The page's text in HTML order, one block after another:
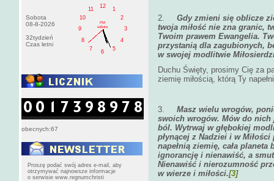
Sobota
08-8-2026
32tydzień
Czas letni
1
2
3
4
5
6
7
8
9
10
11
12
PM
sobota
obecnych:67
Proszę podać swój adres e-mail, aby
otrzymywać najnowsze informacje
o serwisie www.regnumchristi
2. Gdy zmieni się oblicze
twoja miłość nie zna granic,
Twoim prawem Ewangelia.
przystanią dla zagubionych,
w swojej modlitwie
Duchu Święty, prosimy Cię za
ziemię miłością, którą Ty
3. Masz wielu wrogów,
swoich wrogów. Mów do
ból. Wytrwaj w głębokiej
płynącej z Nadziei i w
napełnią ziemię, cała
ignorancję i nienawiść, a
Nienawiść i nierozumność
w wierze i miłości.[3]